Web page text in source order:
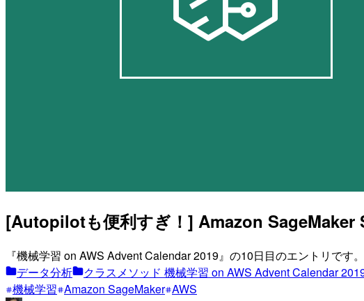
[Autopilotも便利すぎ！] Amazon
『機械学習 on AWS Advent Calendar 2019』の10日目のエントリです。
データ分析
クラスメソッド 機械学習 on AWS Advent Calendar
機械学習 Amazon SageMaker AWS